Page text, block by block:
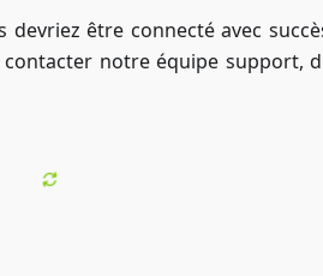
être connecté avec
contacter notre équipe support,